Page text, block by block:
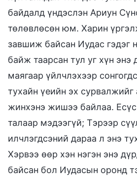
байдалд үндэслэн Ариун
төлөвлөсөн юм. Харин
завшиж байсан Иудас гэдэг
байж таарсан тул уг хүн
маягаар үйлчлэхээр
тухайн үеийн эх сурвалжийг
жинхэнэ жишээ байлаа. Есүс
талаар мэдээгүй; Тэрээр
илчлэгдсэний дараа л энэ
Хэрвээ өөр хэн нэгэн энэ
байсан бол Иудасын оронд